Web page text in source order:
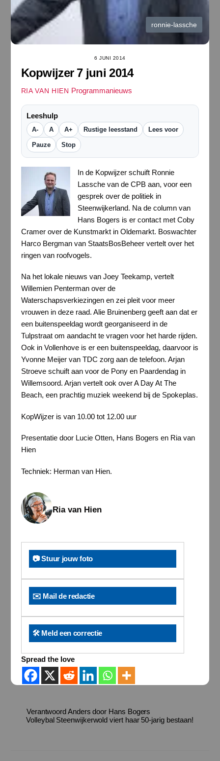
ronnie-lassche
6 JUNI 2014
Kopwijzer 7 juni 2014
RIA VAN HIEN Programmanieuws
Leeshulp
A- A A+ Rustige leesstand Lees voor
Pauze Stop
In de Kopwijzer schuift Ronnie
Lassche van de CPB aan, voor een
gesprek over de politiek in
Steenwijkerland. Na de column van
Hans Bogers is er contact met Coby
Cramer over de Kunstmarkt in Oldemarkt. Boswachter
Harco Bergman van StaatsBosBeheer vertelt over het
ringen van roofvogels.
Na het lokale nieuws van Joey Teekamp, vertelt
Willemien Penterman over de
Waterschapsverkiezingen en zei pleit voor meer
vrouwen in deze raad. Alie Bruinenberg geeft aan dat er
een buitenspeeldag wordt georganiseerd in de
Tulpstraat om aandacht te vragen voor het harde rijden.
Ook in Vollenhove is er een buitenspeeldag, daarvoor is
Yvonne Meijer van TDC zorg aan de telefoon. Arjan
Stroeve schuift aan voor de Pony en Paardendag in
Willemsoord. Arjan vertelt ook over A Day At The
Beach, een prachtig muziek weekend bij de Spokeplas.
KopWijzer is van 10.00 tot 12.00 uur
Presentatie door Lucie Otten, Hans Bogers en Ria van
Hien
Techniek: Herman van Hien.
Ria van Hien
📷 Stuur jouw foto
✉️ Mail de redactie
🛠️ Meld een correctie
Spread the love
Verantwoord Anders door Hans Bogers
Volleybal Steenwijkerwold viert haar 50-jarig bestaan!